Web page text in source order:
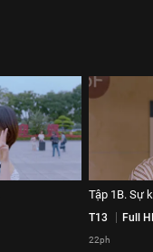
Tập 1B. Sự
T13 Full
22ph